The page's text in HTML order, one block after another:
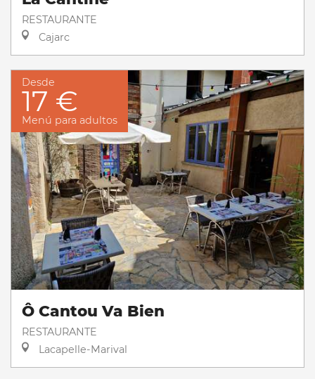
RESTAURANTE
Cajarc
Desde
17 €
Menú para adultos
Ô Cantou Va Bien
RESTAURANTE
Lacapelle-Marival